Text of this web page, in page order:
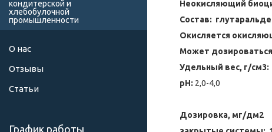
Неокисляющий
Состав:
Окисляется
Может
Удельный вес, г/см3:
pH: 2,0-4,0
Дозировка, мг/дм2
кондитерской и
хлебобулочной
промышленности
О нас
Отзывы
Статьи
График работы